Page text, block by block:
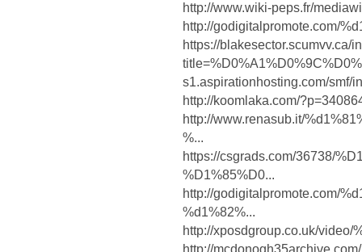
http://www.wiki-peps.fr/
http://godigitalpromote.com/
https://blakesector.scumvv.ca/
s1.aspirationhosting.com/smf/
http://koomlaka.com/
http://www.renasub.it/
%...
https://csgrads.com/36738/
%D1%85%D0...
http://godigitalpromote.com/
%d1%82%...
http://xposdgroup.co.uk/video/